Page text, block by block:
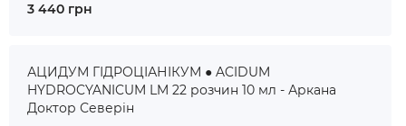
3 440 грн
АЦИДУМ ГІДРОЦІАНІКУМ ● ACIDUM
HYDROCYANICUM LM 22 розчин 10 мл - Аркана
Доктор Северін